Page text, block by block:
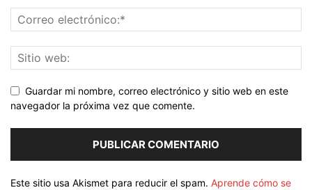
Guardar mi nombre, correo electrónico y sitio web en este
navegador la próxima vez que comente.
Este sitio usa Akismet para reducir el spam. Aprende cómo se